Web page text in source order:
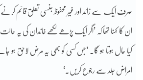
صرف ایک سے زائد اور غیر محفوظ جنسی تعلق قائم
ان کا کہنا تھا کہ ’اگر ایک پڑھے لکھے خاندان کی یہ
کیا حال ہوتا ہو گا۔ ’جس کسی کو بھی یہ مرض لاحق ہو
امراض جلد سے رجوع کریں۔‘